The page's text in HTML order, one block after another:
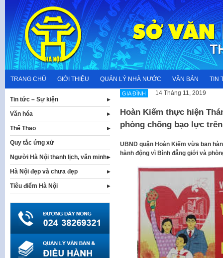
content
TRANG CHỦ GIỚI THIỆU QUẢN LÝ NHÀ NƯỚC VĂN BẢN TIN
GIA ĐÌNH 14 Tháng 11, 2019
Hoàn Kiếm thực hiện
phòng chống bạo lực
UBND quận Hoàn Kiếm vừa ban
hành động vì Bình đẳng giới và
Tin tức – Sự kiện
Văn hóa
Thể Thao
Quy tắc ứng xử
Người Hà Nội thanh lịch, văn minh
Hà Nội đẹp và chưa đẹp
Tiêu điểm Hà Nội